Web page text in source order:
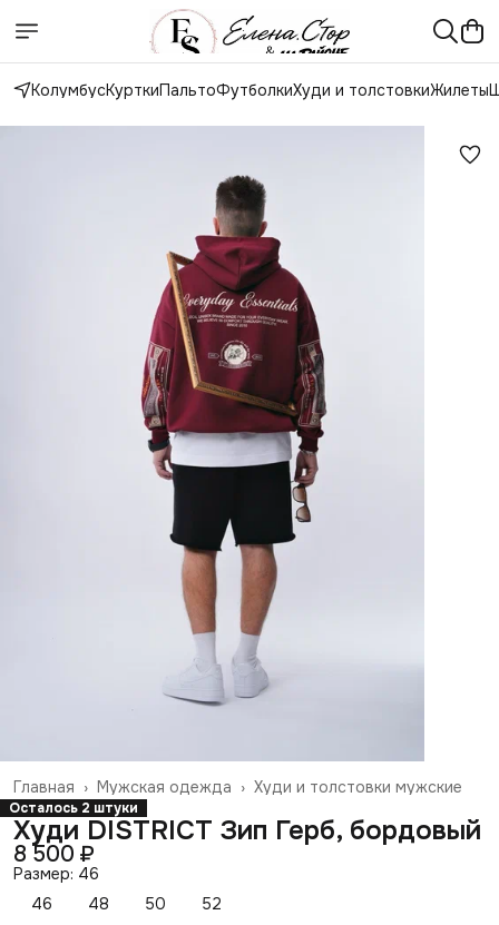
КолумбусКурткиПальтоФутболкиХуди и толстовкиЖилеты
Худи и толстовки мужские
Мужская одежда ›
Главная ›
Осталось 2 штуки
Худи DISTRICT Зип Герб, бордовый
8 500 ₽
Размер: 46
46
48 50 52